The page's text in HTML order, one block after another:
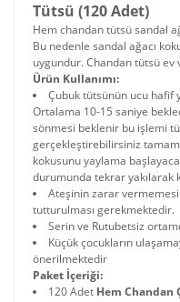
Tütsü (120 Adet)
Hem chandan tütsü sandal
Bu nedenle sandal ağacı
uygundur. Chandan tütsü
Ürün Kullanımı:
Çubuk tütsünün ucu hafif
Ortalama 10-15 saniye
sönmesi beklenir bu işlemi
gerçekleştirebilirsiniz
kokusunu yaylama
durumunda tekrar yakılarak
Ateşinin zarar
tutturulması gerekmektedir.
Serin ve Rutubetsiz
Küçük çocukların
önerilmektedir
Paket İçeriği:
120 Adet Hem Chandan